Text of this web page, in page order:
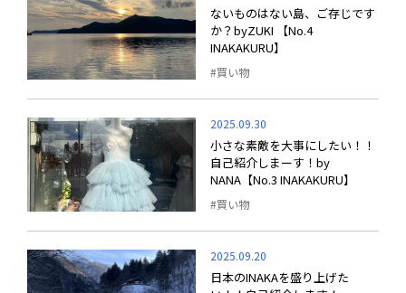
ないものはない島、ご存じです
か？byZUKI 【No.4
INAKAKURU】
買い物
2025.09.30
小さな素敵を大事にしたい！！
自己紹介しまーす！by
NANA【No.3 INAKAKURU】
買い物
2025.09.20
日本のINAKAを盛り上げた